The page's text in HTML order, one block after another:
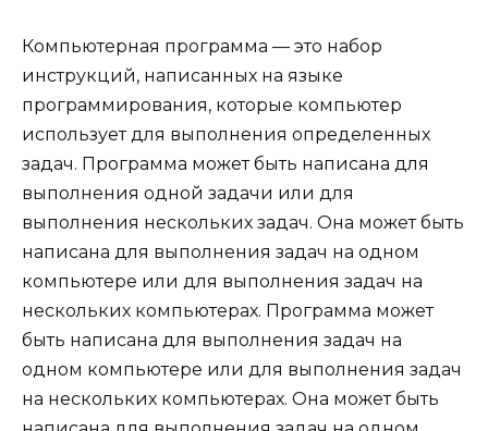
Компьютерная программа — это набор
инструкций, написанных на языке
программирования, которые компьютер
использует для выполнения определенных
задач. Программа может быть написана для
выполнения одной задачи или для
выполнения нескольких задач. Она может быть
написана для выполнения задач на одном
компьютере или для выполнения задач на
нескольких компьютерах. Программа может
быть написана для выполнения задач на
одном компьютере или для выполнения задач
на нескольких компьютерах. Она может быть